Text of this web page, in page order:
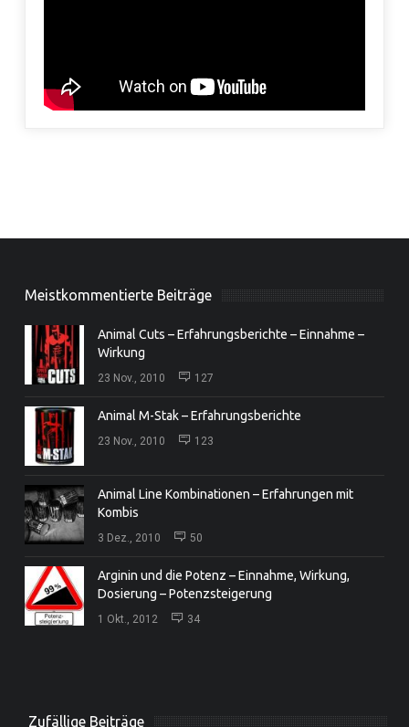
Meistkommentierte Beiträge
Animal Cuts – Erfahrungsberichte – Einnahme –
Wirkung
23 Nov., 2010 127
Animal M-Stak – Erfahrungsberichte
23 Nov., 2010 123
Animal Line Kombinationen – Erfahrungen mit
Kombis
3 Dez., 2010 50
Arginin und die Potenz – Einnahme, Wirkung,
Dosierung – Potenzsteigerung
1 Okt., 2012 34
Zufällige Beiträge